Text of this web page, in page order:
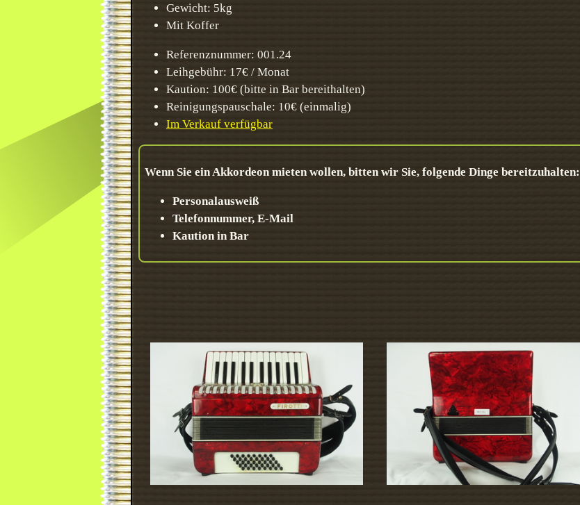
Gewicht: 5kg
Mit Koffer
Referenznummer: 001.24
Leihgebühr: 17€ / Monat
Kaution: 100€ (bitte in Bar bereithalten)
Reinigungspauschale: 10€ (einmalig)
Im Verkauf verfügbar
Wenn Sie ein Akkordeon mieten wollen, bitten wir Sie, folgende Dinge bereitzuhalten:
Personalausweiß
Telefonnummer, E-Mail
Kaution in Bar